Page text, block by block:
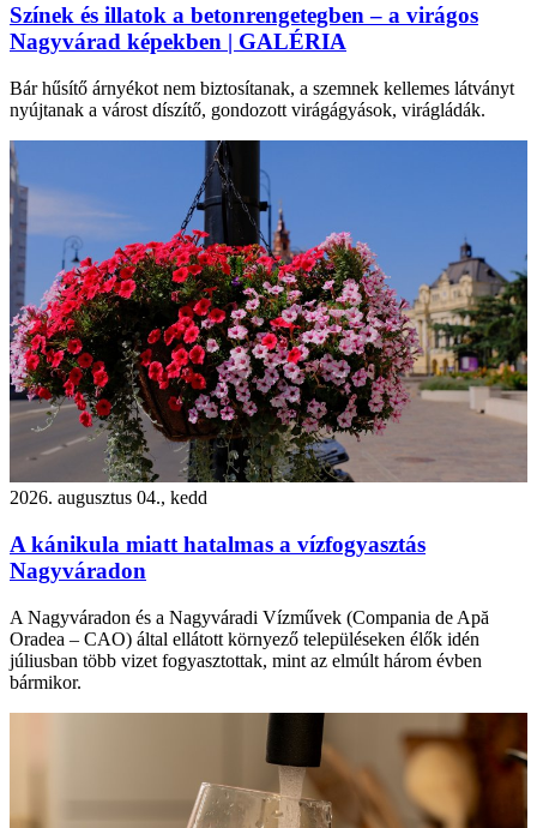
Színek és illatok a betonrengetegben – a virágos
Nagyvárad képekben | GALÉRIA
Bár hűsítő árnyékot nem biztosítanak, a szemnek kellemes látványt
nyújtanak a várost díszítő, gondozott virágágyások, virágládák.
2026. augusztus 04., kedd
A kánikula miatt hatalmas a vízfogyasztás
Nagyváradon
A Nagyváradon és a Nagyváradi Vízművek (Compania de Apă
Oradea – CAO) által ellátott környező településeken élők idén
júliusban több vizet fogyasztottak, mint az elmúlt három évben
bármikor.